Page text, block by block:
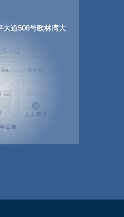
大道508号欧林湾大